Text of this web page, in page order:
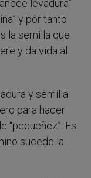
levadura”
y por tanto
la semilla que
y da vida al
y semilla
para hacer
“pequeñez”. Es
sucede la